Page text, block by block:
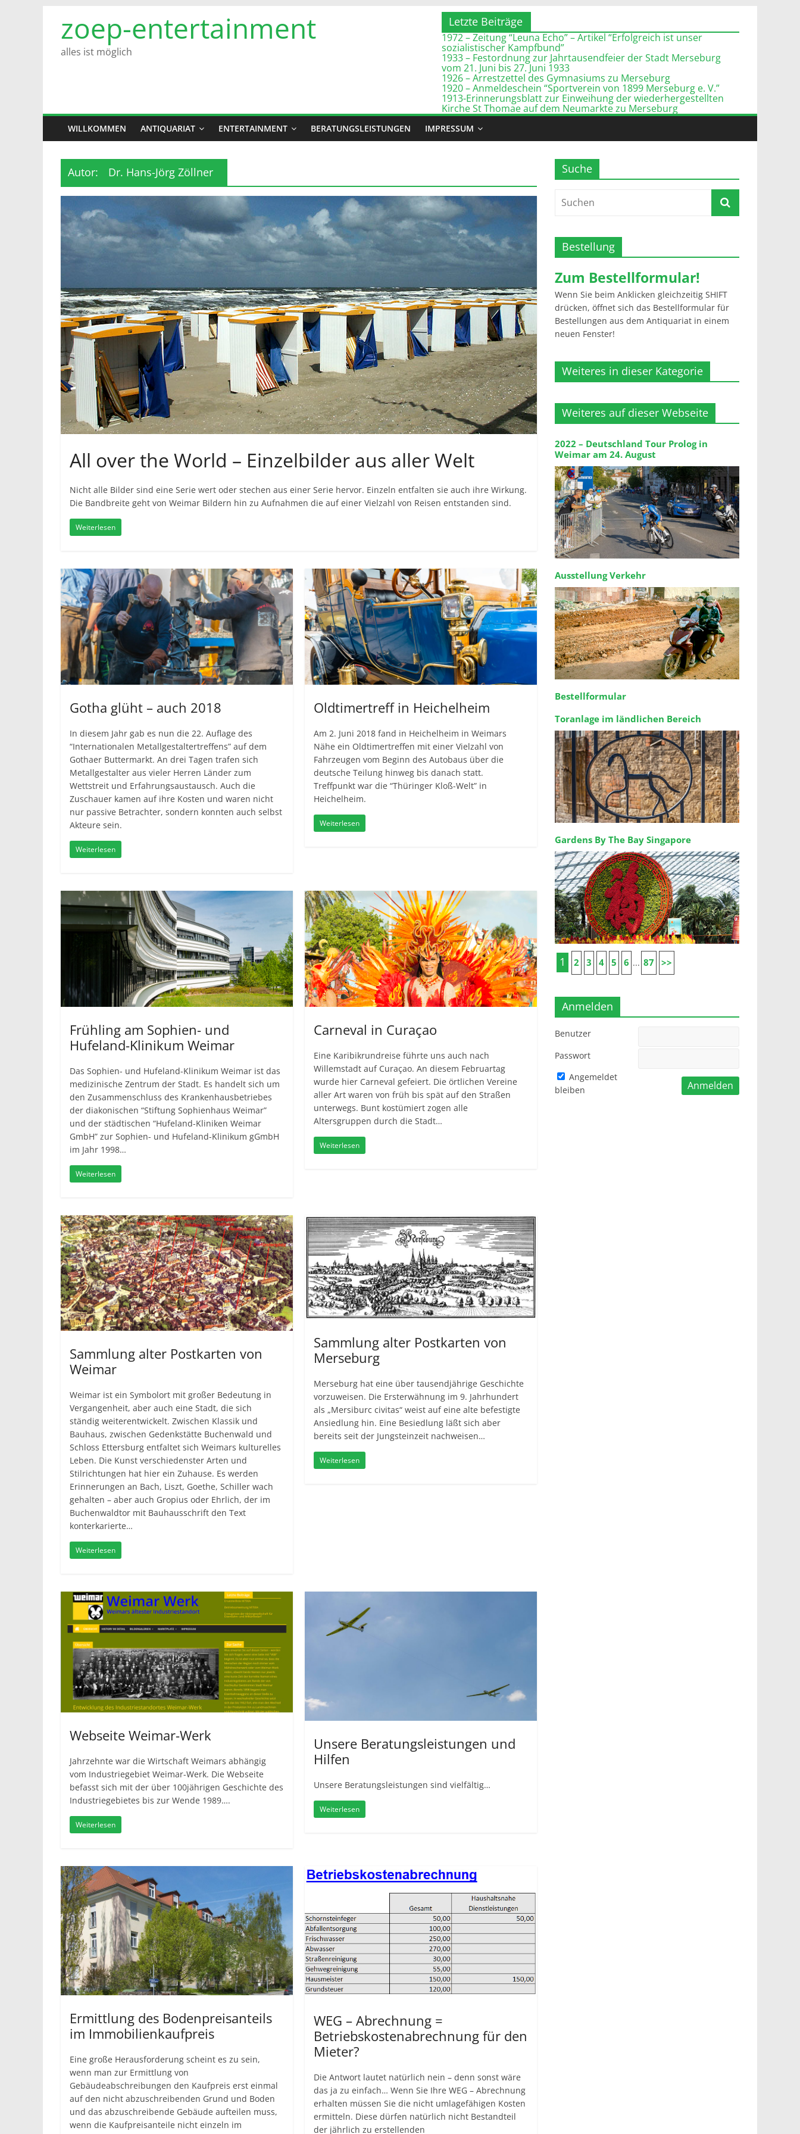
Inhalt
springen
zoep-entertainment
alles ist möglich
Letzte Beiträge
1972 – Zeitung “Leuna Echo” – Artikel “Erfolgreich ist unser
sozialistischer Kampfbund”
1933 – Festordnung zur Jahrtausendfeier der Stadt Merseburg
vom 21. Juni bis 27. Juni 1933
1926 – Arrestzettel des Gymnasiums zu Merseburg
1920 – Anmeldeschein “Sportverein von 1899 Merseburg e. V.”
1913-Erinnerungsblatt zur Einweihung der wiederhergestellten
Kirche St Thomae auf dem Neumarkte zu Merseburg
WILLKOMMEN ANTIQUARIAT ENTERTAINMENT BERATUNGSLEISTUNGEN IMPRESSUM
Autor: Dr. Hans-Jörg Zöllner
All over the World – Einzelbilder aus aller Welt
Nicht alle Bilder sind eine Serie wert oder stechen aus einer Serie hervor. Einzeln entfalten sie auch ihre Wirkung.
Die Bandbreite geht von Weimar Bildern hin zu Aufnahmen die auf einer Vielzahl von Reisen entstanden sind.
Weiterlesen
Gotha glüht – auch 2018
In diesem Jahr gab es nun die 22. Auflage des
“Internationalen Metallgestaltertreffens” auf dem
Gothaer Buttermarkt. An drei Tagen trafen sich
Metallgestalter aus vieler Herren Länder zum
Wettstreit und Erfahrungsaustausch. Auch die
Zuschauer kamen auf ihre Kosten und waren nicht
nur passive Betrachter, sondern konnten auch selbst
Akteure sein.
Weiterlesen
Oldtimertreff in Heichelheim
Am 2. Juni 2018 fand in Heichelheim in Weimars
Nähe ein Oldtimertreffen mit einer Vielzahl von
Fahrzeugen vom Beginn des Autobaus über die
deutsche Teilung hinweg bis danach statt.
Treffpunkt war die “Thüringer Kloß-Welt” in
Heichelheim.
Weiterlesen
Frühling am Sophien- und
Hufeland-Klinikum Weimar
Das Sophien- und Hufeland-Klinikum Weimar ist das
medizinische Zentrum der Stadt. Es handelt sich um
den Zusammenschluss des Krankenhausbetriebes
der diakonischen “Stiftung Sophienhaus Weimar”
und der städtischen “Hufeland-Kliniken Weimar
GmbH” zur Sophien- und Hufeland-Klinikum gGmbH
im Jahr 1998…
Weiterlesen
Carneval in Curaçao
Eine Karibikrundreise führte uns auch nach
Willemstadt auf Curaçao. An diesem Februartag
wurde hier Carneval gefeiert. Die örtlichen Vereine
aller Art waren von früh bis spät auf den Straßen
unterwegs. Bunt kostümiert zogen alle
Altersgruppen durch die Stadt…
Weiterlesen
Sammlung alter Postkarten von
Weimar
Weimar ist ein Symbolort mit großer Bedeutung in
Vergangenheit, aber auch eine Stadt, die sich
ständig weiterentwickelt. Zwischen Klassik und
Bauhaus, zwischen Gedenkstätte Buchenwald und
Schloss Ettersburg entfaltet sich Weimars kulturelles
Leben. Die Kunst verschiedenster Arten und
Stilrichtungen hat hier ein Zuhause. Es werden
Erinnerungen an Bach, Liszt, Goethe, Schiller wach
gehalten – aber auch Gropius oder Ehrlich, der im
Buchenwaldtor mit Bauhausschrift den Text
konterkarierte…
Weiterlesen
Sammlung alter Postkarten von
Merseburg
Merseburg hat eine über tausendjährige Geschichte
vorzuweisen. Die Ersterwähnung im 9. Jahrhundert
als „Mersiburc civitas“ weist auf eine alte befestigte
Ansiedlung hin. Eine Besiedlung läßt sich aber
bereits seit der Jungsteinzeit nachweisen…
Weiterlesen
Webseite Weimar-Werk
Jahrzehnte war die Wirtschaft Weimars abhängig
vom Industriegebiet Weimar-Werk. Die Webseite
befasst sich mit der über 100jährigen Geschichte des
Industriegebietes bis zur Wende 1989….
Weiterlesen
Unsere Beratungsleistungen und
Hilfen
Unsere Beratungsleistungen sind vielfältig…
Weiterlesen
Ermittlung des Bodenpreisanteils
im Immobilienkaufpreis
Eine große Herausforderung scheint es zu sein,
wenn man zur Ermittlung von
Gebäudeabschreibungen den Kaufpreis erst einmal
auf den nicht abzuschreibenden Grund und Boden
und das abzuschreibende Gebäude aufteilen muss,
wenn die Kaufpreisanteile nicht einzeln im
WEG – Abrechnung =
Betriebskostenabrechnung für den
Mieter?
Die Antwort lautet natürlich nein – denn sonst wäre
das ja zu einfach… Wenn Sie Ihre WEG – Abrechnung
erhalten müssen Sie die nicht umlagefähigen Kosten
ermitteln. Diese dürfen natürlich nicht Bestandteil
der jährlich zu erstellenden
Suche
Bestellung
Zum Bestellformular!
Wenn Sie beim Anklicken gleichzeitig SHIFT
drücken, öffnet sich das Bestellformular für
Bestellungen aus dem Antiquariat in einem
neuen Fenster!
Weiteres in dieser Kategorie
Weiteres auf dieser Webseite
2022 – Deutschland Tour Prolog in
Weimar am 24. August
Ausstellung Verkehr
Bestellformular
Toranlage im ländlichen Bereich
Gardens By The Bay Singapore
1 2 3 4 5 6 ... 87 >>
Anmelden
Benutzer
Passwort
Angemeldet
bleiben